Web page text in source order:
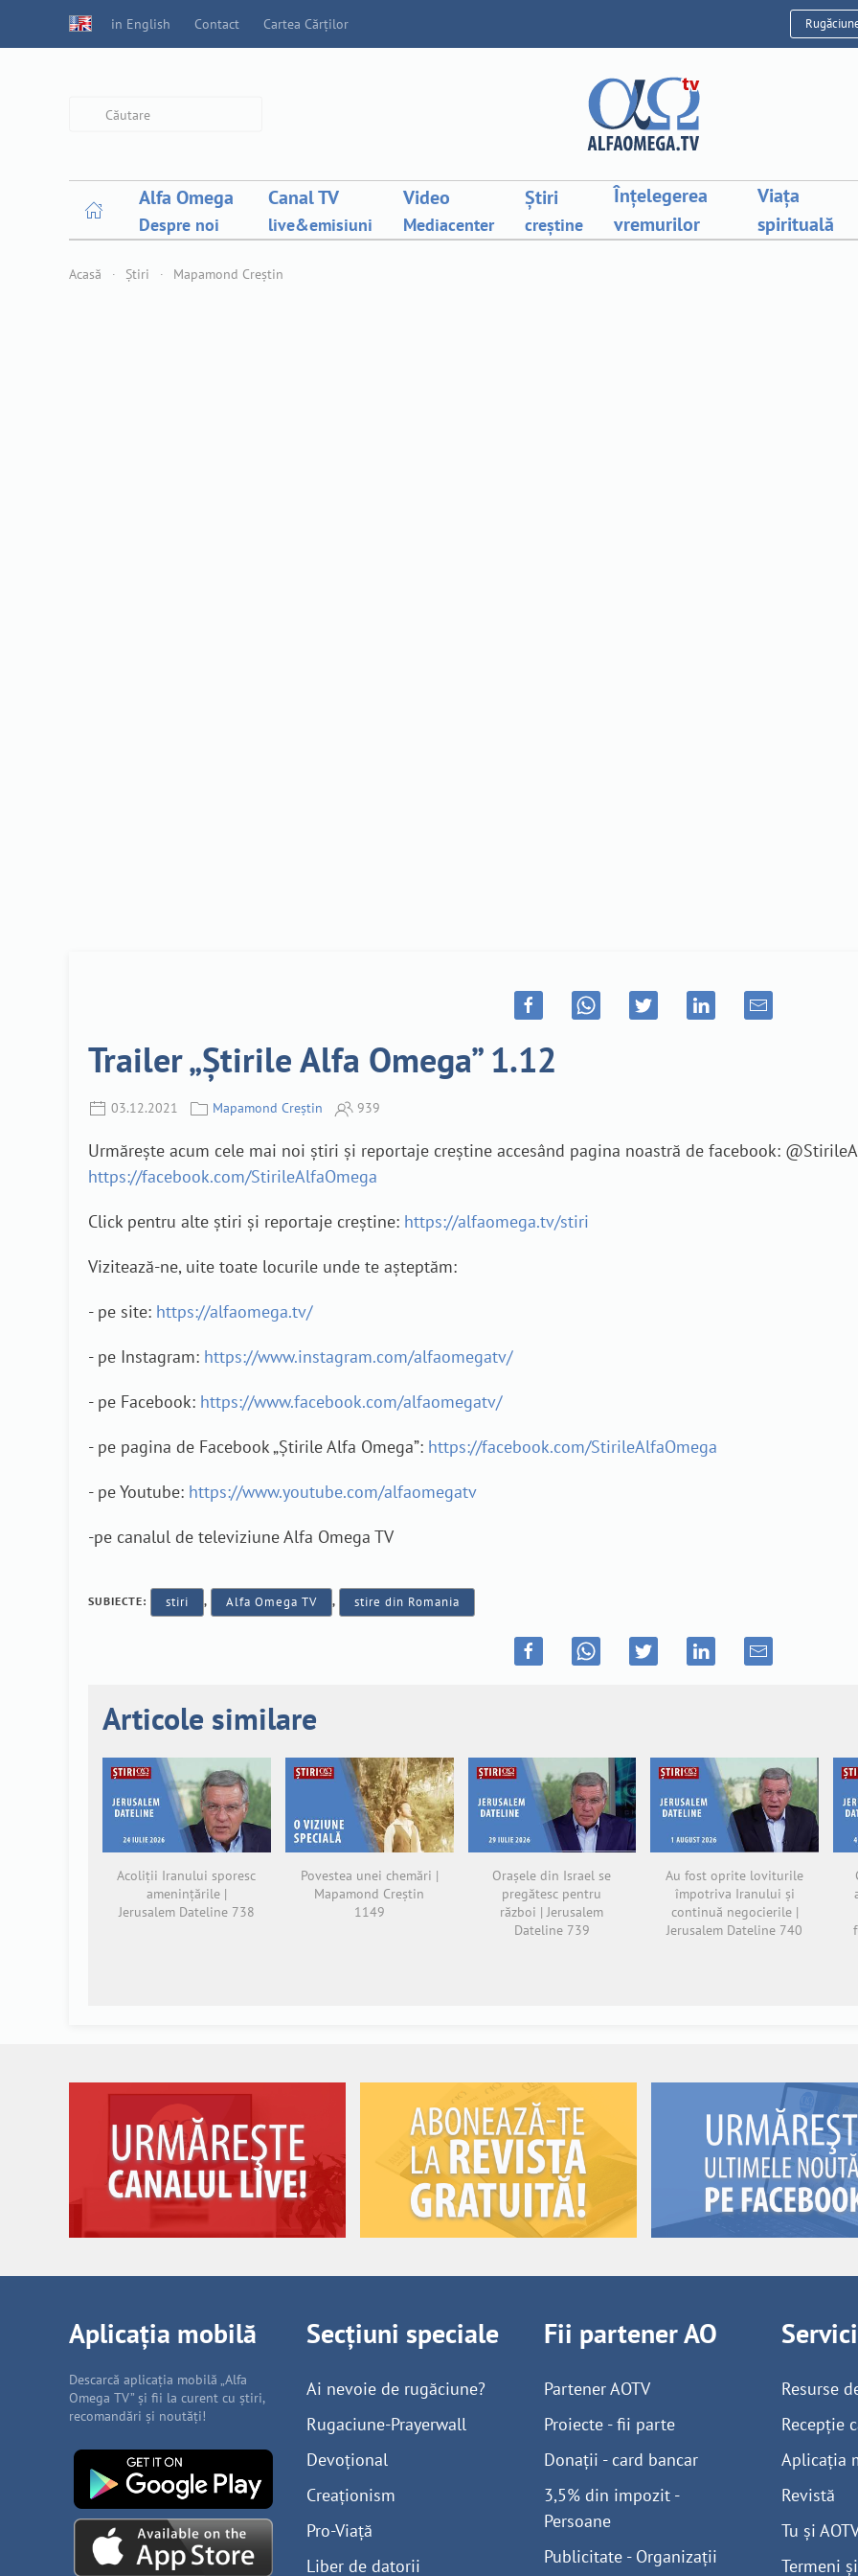
in English Contact Cartea Cărților
Alfa Omega
Despre noi
Canal TV
live&emisiuni
Video
Mediacenter
Știri
creștine
Înțelegerea
vremurilor
Viața
spirituală
Acasă Știri Mapamond Creștin
Trailer „Știrile Alfa Omega” 1.12
03.12.2021 Mapamond Creștin 939
Urmărește acum cele mai noi știri și reportaje creștine accesând pagina noastră de facebook:
https://facebook.com/StirileAlfaOmega
Click pentru alte știri și reportaje creștine: https://alfaomega.tv/stiri
Vizitează-ne, uite toate locurile unde te așteptăm:
- pe site: https://alfaomega.tv/
- pe Instagram: https://www.instagram.com/alfaomegatv/
- pe Facebook: https://www.facebook.com/alfaomegatv/
- pe pagina de Facebook „Știrile Alfa Omega”: https://facebook.com/StirileAlfaOmega
- pe Youtube: https://www.youtube.com/alfaomegatv
-pe canalul de televiziune Alfa Omega TV
SUBIECTE: stiri , Alfa Omega TV , stire din Romania
Articole similare
Acoliții Iranului sporesc
amenințările |
Jerusalem Dateline 738
Povestea unei chemări |
Mapamond Creștin
1149
Orașele din Israel se
pregătesc pentru
război | Jerusalem
Dateline 739
Au fost oprite loviturile
împotriva Iranului și
continuă negocierile |
Jerusalem Dateline 740
Aplicația mobilă
Descarcă aplicația mobilă „Alfa
Omega TV” și fii la curent cu știri,
recomandări și noutăți!
Secțiuni speciale
Ai nevoie de rugăciune?
Rugaciune-Prayerwall
Devoțional
Creaționism
Pro-Viață
Liber de datorii
Fii partener AO
Partener AOTV
Proiecte - fii parte
Donații - card bancar
3,5% din impozit -
Persoane
Publicitate - Organizații
Resurse
Recepție
Aplicația
Revistă
Tu și
Termeni